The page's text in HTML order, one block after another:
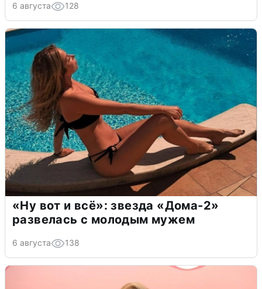
6 августа 128
«Ну вот и всё»: звезда «Дома-2»
развелась с молодым мужем
6 августа 138